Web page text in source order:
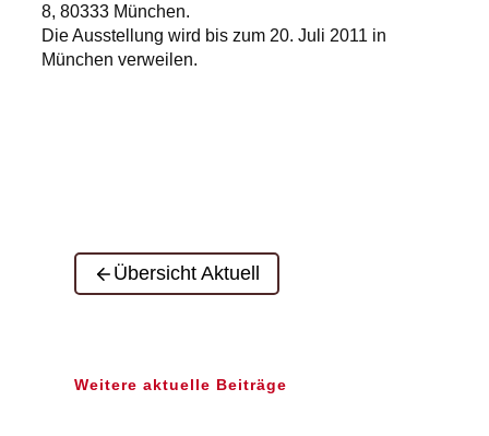
8, 80333 München.
Die Ausstellung wird bis zum 20. Juli 2011 in
München verweilen.
Übersicht Aktuell
Weitere aktuelle Beiträge